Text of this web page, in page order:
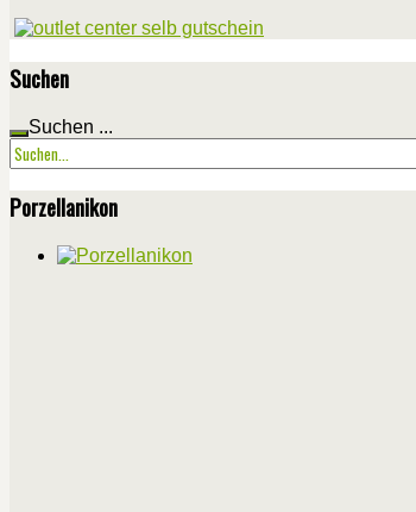
Suchen
Suchen ...
Porzellanikon